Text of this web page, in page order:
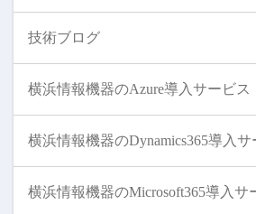
技術ブログ
横浜情報機器のAzure導入サービス
横浜情報機器のDynamics365導入サ
横浜情報機器のMicrosoft365導入サ